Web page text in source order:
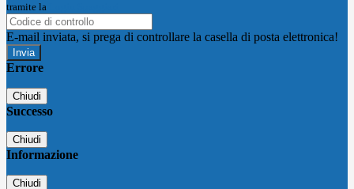
tramite la
E-mail inviata, si prega di controllare la casella di posta elettronica!
Errore
Chiudi
Successo
Chiudi
Informazione
Chiudi